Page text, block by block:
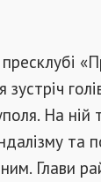
На ній
та
Глави